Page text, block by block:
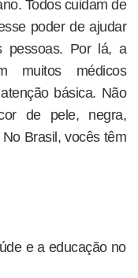
Todos cuidam de
poder de ajudar
pessoas. Por lá, a
muitos médicos
básica. Não
de pele, negra,
Brasil, vocês têm
e a educação no